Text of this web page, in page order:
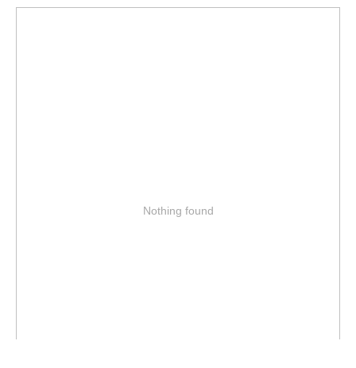
Nothing found